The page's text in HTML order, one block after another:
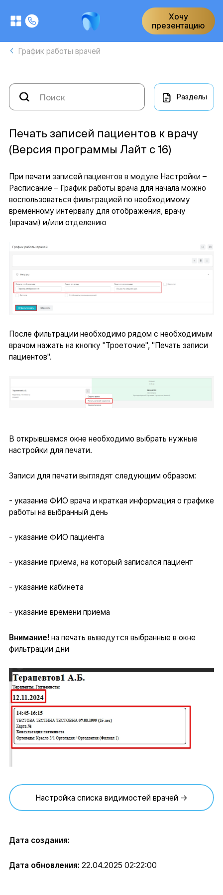
Хочу
презентацию
График работы врачей
Разделы
Печать записей пациентов к врачу
(Версия программы Лайт с 16)
При печати записей пациентов в модуле Настройки –
Расписание – График работы врача для начала можно
воспользоваться фильтрацией по необходимому
временному интервалу для отображения, врачу
(врачам) и/или отделению
После фильтрации необходимо рядом с необходимым
врачом нажать на кнопку "Троеточие", "Печать записи
пациентов".
В открывшемся окне необходимо выбрать нужные
настройки для печати.
Записи для печати выглядят следующим образом:
- указание ФИО врача и краткая информация о графике
работы на выбранный день
- указание ФИО пациента
- указание приема, на который записался пациент
- указание кабинета
- указание времени приема
Внимание! на печать выведутся выбранные в окне
фильтрации дни
Настройка списка видимостей врачей →
Дата создания:
Дата обновления: 22.04.2025 02:22:00